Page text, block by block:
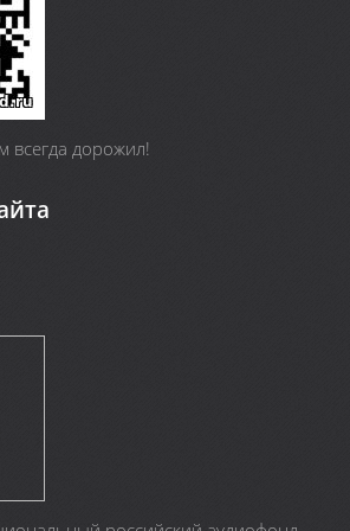
всегда дорожил!